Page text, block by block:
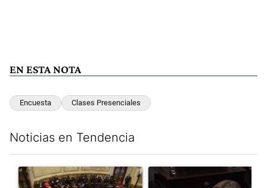
EN ESTA NOTA
Encuesta Clases Presenciales
Noticias en Tendencia
Un artículo de tendencia con el título "El Senado dio media
Un artículo de tendencia